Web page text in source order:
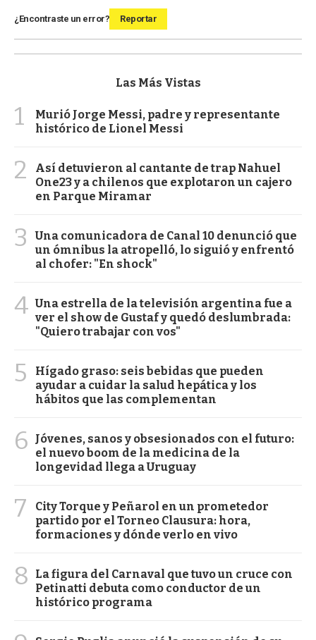
¿Encontraste un error? Reportar
Las Más Vistas
1
Murió Jorge Messi, padre y representante
histórico de Lionel Messi
2
Así detuvieron al cantante de trap Nahuel
One23 y a chilenos que explotaron un cajero
en Parque Miramar
3
Una comunicadora de Canal 10 denunció que
un ómnibus la atropelló, lo siguió y enfrentó
al chofer: "En shock"
4 Una estrella de la televisión argentina fue a
ver el show de Gustaf y quedó deslumbrada:
"Quiero trabajar con vos"
5
Hígado graso: seis bebidas que pueden
ayudar a cuidar la salud hepática y los
hábitos que las complementan
6
Jóvenes, sanos y obsesionados con el futuro:
el nuevo boom de la medicina de la
longevidad llega a Uruguay
7
City Torque y Peñarol en un prometedor
partido por el Torneo Clausura: hora,
formaciones y dónde verlo en vivo
8
La figura del Carnaval que tuvo un cruce con
Petinatti debuta como conductor de un
histórico programa